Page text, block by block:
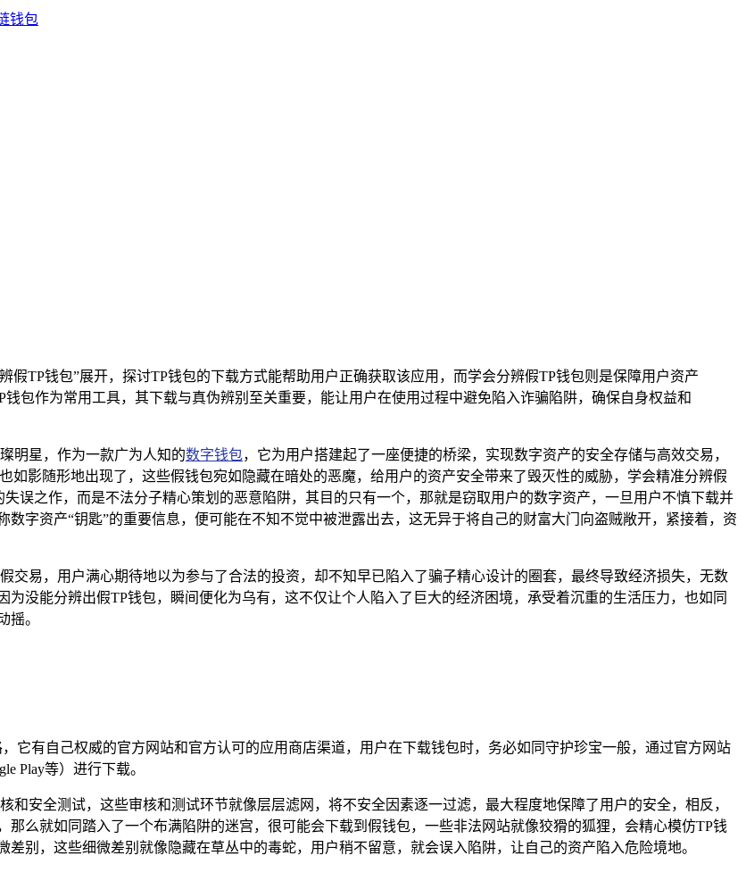
假TP钱包”展开，探讨TP钱包的下载方式能帮助用户正确获取该应用，而学会分辨假TP钱包则是保障用户资产
包作为常用工具，其下载与真伪辨别至关重要，能让用户在使用过程中避免陷入诈骗陷阱，确保自身权益和
明星，作为一款广为人知的数字钱包，它为用户搭建起了一座便捷的桥梁，实现数字资产的安全存储与高效交易，
如影随形地出现了，这些假钱包宛如隐藏在暗处的恶魔，给用户的资产安全带来了毁灭性的威胁，学会精准分辨假
误之作，而是不法分子精心策划的恶意陷阱，其目的只有一个，那就是窃取用户的数字资产，一旦用户不慎下载并
字资产“钥匙”的重要信息，便可能在不知不觉中被泄露出去，这无异于将自己的财富大门向盗贼敞开，紧接着，资
交易，用户满心期待地以为参与了合法的投资，却不知早已陷入了骗子精心设计的圈套，最终导致经济损失，无数
没能分辨出假TP钱包，瞬间便化为乌有，这不仅让个人陷入了巨大的经济困境，承受着沉重的生活压力，也如同
摇。
它有自己权威的官方网站和官方认可的应用商店渠道，用户在下载钱包时，务必如同守护珍宝一般，通过官方网站
Play等）进行下载。
安全测试，这些审核和测试环节就像层层滤网，将不安全因素逐一过滤，最大程度地保障了用户的安全，相反，
么就如同踏入了一个布满陷阱的迷宫，很可能会下载到假钱包，一些非法网站就像狡猾的狐狸，会精心模仿TP钱
别，这些细微差别就像隐藏在草丛中的毒蛇，用户稍不留意，就会误入陷阱，让自己的资产陷入危险境地。